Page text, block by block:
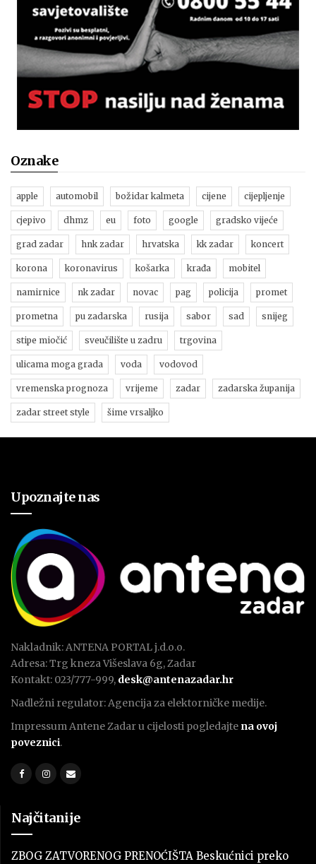
Oznake
apple automobil božidar kalmeta cijene cijepljenje
cjepivo dhmz eu foto google gradsko vijeće
grad zadar hnk zadar hrvatska kk zadar koncert
korona koronavirus košarka krađa mobitel
namirnice nk zadar novac pag policija promet
prometna pu zadarska rusija sabor sad snijeg
stipe miočić sveučilište u zadru trgovina
ulicama moga grada voda vodovod
vremenska prognoza vrijeme zadar zadarska županija
zadar street style šime vrsaljko
Upoznajte nas
Nakladnik: ANTENA PORTAL j.d.o.o.
Adresa: Trg kneza Višeslava 6g, Zadar
Kontakt: 023/777-999, desk@antenazadar.hr
Nadležni regulator: Agencija za elektorničke medije.
Impressum Antene Zadar u cijelosti pogledajte na ovoj
poveznici.
Najčitanije
ZBOG ZATVORENOG PRENOĆIŠTA Beskućnici preko